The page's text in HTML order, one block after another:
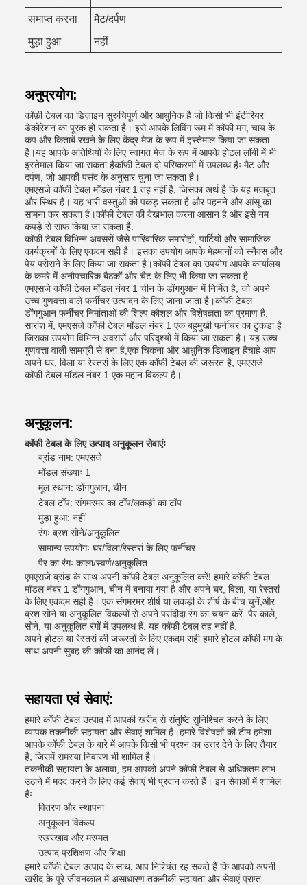
समाप्त करना
मैट/दर्पण
मुड़ा हुआ
नहीं
अनुप्रयोग:
कॉफ़ी टेबल का डिज़ाइन सुरुचिपूर्ण और आधुनिक है जो किसी भी इंटीरियर
डेकोरेशन का पूरक हो सकता है। इसे आपके लिविंग रूम में कॉफी मग, चाय के
कप और किताबें रखने के लिए केंद्र मेज के रूप में इस्तेमाल किया जा सकता
है।यह आपके अतिथियों के लिए स्वागत मेज के रूप में आपके होटल लॉबी में भी
इस्तेमाल किया जा सकता हैकॉफी टेबल दो परिष्करणों में उपलब्ध हैः मैट और
दर्पण, जो आपकी पसंद के अनुसार चुना जा सकता है।
एमएसजे कॉफी टेबल मॉडल नंबर 1 तह नहीं है, जिसका अर्थ है कि यह मजबूत
और स्थिर है। यह भारी वस्तुओं को पकड़ सकता है और पहनने और आंसू का
सामना कर सकता है।कॉफी टेबल की देखभाल करना आसान है और इसे नम
कपड़े से साफ किया जा सकता है.
कॉफी टेबल विभिन्न अवसरों जैसे पारिवारिक समारोहों, पार्टियों और सामाजिक
कार्यक्रमों के लिए एकदम सही है। इसका उपयोग आपके मेहमानों को स्नैक्स और
पेय परोसने के लिए किया जा सकता है।कॉफी टेबल का उपयोग आपके कार्यालय
के कमरे में अनौपचारिक बैठकों और चैट के लिए भी किया जा सकता है.
एमएसजे कॉफी टेबल मॉडल नंबर 1 चीन के डोंगगुआन में निर्मित है, जो अपने
उच्च गुणवत्ता वाले फर्नीचर उत्पादन के लिए जाना जाता है।कॉफी टेबल
डोंगगुआन फर्नीचर निर्माताओं की शिल्प कौशल और विशेषज्ञता का प्रमाण है.
सारांश में, एमएसजे कॉफी टेबल मॉडल नंबर 1 एक बहुमुखी फर्नीचर का टुकड़ा है
जिसका उपयोग विभिन्न अवसरों और परिदृश्यों में किया जा सकता है। यह उच्च
गुणवत्ता वाली सामग्री से बना है,एक चिकना और आधुनिक डिजाइन हैचाहे आप
अपने घर, विला या रेस्तरां के लिए एक कॉफी टेबल की जरूरत है, एमएसजे
कॉफी टेबल मॉडल नंबर 1 एक महान विकल्प है।
अनुकूलन:
कॉफी टेबल के लिए उत्पाद अनुकूलन सेवाएंः
ब्रांड नाम: एमएसजे
मॉडल संख्याः 1
मूल स्थान: डोंगगुआन, चीन
टेबल टॉप: संगमरमर का टॉप/लकड़ी का टॉप
मुड़ा हुआ: नहीं
रंगः ब्रश सोने/अनुकूलित
सामान्य उपयोगः घर/विला/रेस्तरां के लिए फर्नीचर
पैर का रंगः काला/स्वर्ण/अनुकूलित
एमएसजे ब्रांड के साथ अपनी कॉफी टेबल अनुकूलित करें! हमारे कॉफी टेबल
मॉडल नंबर 1 डोंगगुआन, चीन में बनाया गया है और अपने घर, विला, या रेस्तरां
के लिए एकदम सही है। एक संगमरमर शीर्ष या लकड़ी के शीर्ष के बीच चुनें,और
ब्रश सोने या अनुकूलित विकल्पों से अपने पसंदीदा रंग का चयन करें. पैर काले,
सोने, या अनुकूलित रंगों में उपलब्ध हैं. यह कॉफी टेबल तह नहीं है.
अपने होटल या रेस्तरां की जरूरतों के लिए एकदम सही हमारे होटल कॉफी मग के
साथ अपनी सुबह की कॉफी का आनंद लें।
सहायता एवं सेवाएं:
हमारे कॉफी टेबल उत्पाद में आपकी खरीद से संतुष्टि सुनिश्चित करने के लिए
व्यापक तकनीकी सहायता और सेवाएं शामिल हैं।हमारे विशेषज्ञों की टीम हमेशा
आपके कॉफी टेबल के बारे में आपके किसी भी प्रश्न का उत्तर देने के लिए तैयार
है, जिसमें समस्या निवारण भी शामिल है।
तकनीकी सहायता के अलावा, हम आपको अपने कॉफी टेबल से अधिकतम लाभ
उठाने में मदद करने के लिए कई सेवाएं भी प्रदान करते हैं। इन सेवाओं में शामिल
हैंः
वितरण और स्थापना
अनुकूलन विकल्प
रखरखाव और मरम्मत
उत्पाद प्रशिक्षण और शिक्षा
हमारे कॉफी टेबल उत्पाद के साथ, आप निश्चिंत रह सकते हैं कि आपको अपनी
खरीद के पूरे जीवनकाल में असाधारण तकनीकी सहायता और सेवाएं प्राप्त